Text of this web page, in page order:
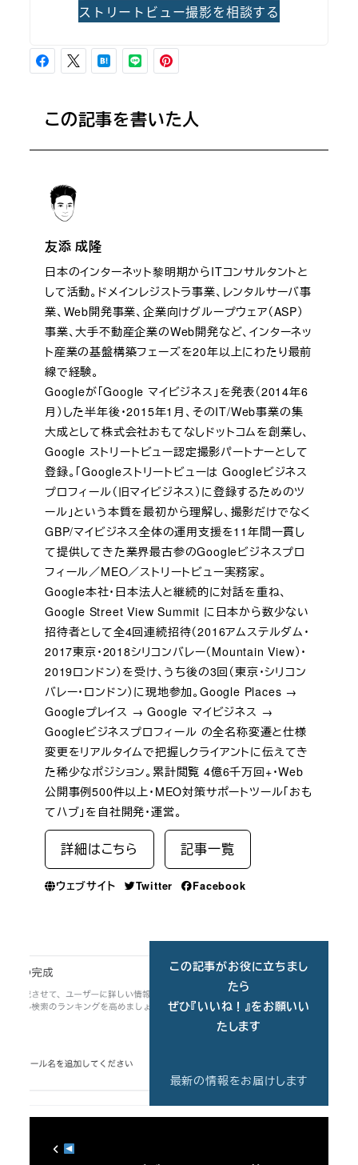
ストリートビュー撮影を相談する
この記事を書いた人
友添 成隆
日本のインターネット黎明期からITコンサルタントと
して活動。ドメインレジストラ事業、レンタルサーバ事
業、Web開発事業、企業向けグループウェア（ASP）
事業、大手不動産企業のWeb開発など、インターネッ
ト産業の基盤構築フェーズを20年以上にわたり最前
線で経験。
Googleが「Google マイビジネス」を発表（2014年6
月）した半年後・2015年1月、そのIT/Web事業の集
大成として株式会社おもてなしドットコムを創業し、
Google ストリートビュー認定撮影パートナーとして
登録。「Googleストリートビューは Googleビジネス
プロフィール（旧マイビジネス）に登録するためのツ
ール」という本質を最初から理解し、撮影だけでなく
GBP/マイビジネス全体の運用支援を11年間一貫し
て提供してきた業界最古参のGoogleビジネスプロ
フィール／MEO／ストリートビュー実務家。
Google本社・日本法人と継続的に対話を重ね、
Google Street View Summit に日本から数少ない
招待者として全4回連続招待（2016アムステルダム・
2017東京・2018シリコンバレー（Mountain View）・
2019ロンドン）を受け、うち後の3回（東京・シリコン
バレー・ロンドン）に現地参加。Google Places →
Googleプレイス → Google マイビジネス →
Googleビジネスプロフィール の全名称変遷と仕様
変更をリアルタイムで把握しクライアントに伝えてき
た稀少なポジション。累計閲覧 4億6千万回+・Web
公開事例500件以上・MEO対策サポートツール「おも
てハブ」を自社開発・運営。
詳細はこちら 記事一覧
ウェブサイト Twitter Facebook
この記事がお役に立ちまし
たら
ぜひ『いいね！』をお願いい
たします
最新の情報をお届けします